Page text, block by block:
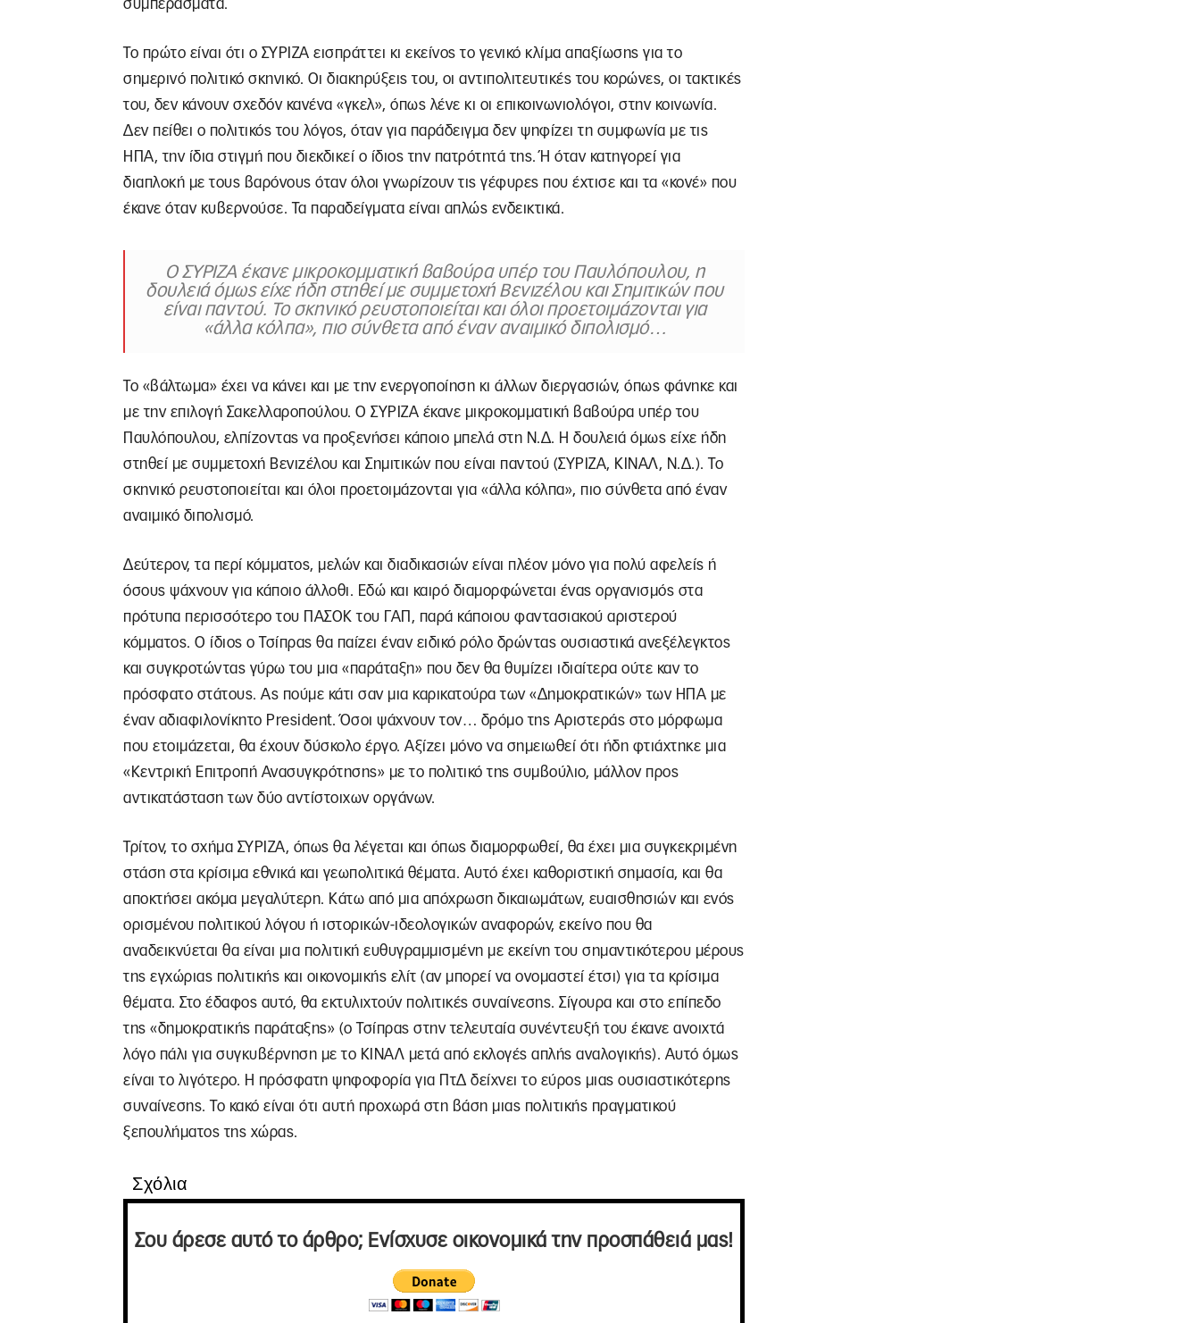
συμπεράσματα.
Το πρώτο είναι ότι ο ΣΥΡΙΖΑ εισπράττει κι εκείνος το γενικό κλίμα απαξίωσης για το
σημερινό πολιτικό σκηνικό. Οι διακηρύξεις του, οι αντιπολιτευτικές του κορώνες, οι τακτικές
του, δεν κάνουν σχεδόν κανένα «γκελ», όπως λένε κι οι επικοινωνιολόγοι, στην κοινωνία.
Δεν πείθει ο πολιτικός του λόγος, όταν για παράδειγμα δεν ψηφίζει τη συμφωνία με τις
ΗΠΑ, την ίδια στιγμή που διεκδικεί ο ίδιος την πατρότητά της. Ή όταν κατηγορεί για
διαπλοκή με τους βαρόνους όταν όλοι γνωρίζουν τις γέφυρες που έχτισε και τα «κονέ» που
έκανε όταν κυβερνούσε. Τα παραδείγματα είναι απλώς ενδεικτικά.
Ο ΣΥΡΙΖΑ έκανε μικροκομματική βαβούρα υπέρ του Παυλόπουλου, η
δουλειά όμως είχε ήδη στηθεί με συμμετοχή Βενιζέλου και Σημιτικών που
είναι παντού. Το σκηνικό ρευστοποιείται και όλοι προετοιμάζονται για
«άλλα κόλπα», πιο σύνθετα από έναν αναιμικό διπολισμό…
Το «βάλτωμα» έχει να κάνει και με την ενεργοποίηση κι άλλων διεργασιών, όπως φάνηκε και
με την επιλογή Σακελλαροπούλου. Ο ΣΥΡΙΖΑ έκανε μικροκομματική βαβούρα υπέρ του
Παυλόπουλου, ελπίζοντας να προξενήσει κάποιο μπελά στη Ν.Δ. Η δουλειά όμως είχε ήδη
στηθεί με συμμετοχή Βενιζέλου και Σημιτικών που είναι παντού (ΣΥΡΙΖΑ, ΚΙΝΑΛ, Ν.Δ.). Το
σκηνικό ρευστοποιείται και όλοι προετοιμάζονται για «άλλα κόλπα», πιο σύνθετα από έναν
αναιμικό διπολισμό.
Δεύτερον, τα περί κόμματος, μελών και διαδικασιών είναι πλέον μόνο για πολύ αφελείς ή
όσους ψάχνουν για κάποιο άλλοθι. Εδώ και καιρό διαμορφώνεται ένας οργανισμός στα
πρότυπα περισσότερο του ΠΑΣΟΚ του ΓΑΠ, παρά κάποιου φαντασιακού αριστερού
κόμματος. Ο ίδιος ο Τσίπρας θα παίζει έναν ειδικό ρόλο δρώντας ουσιαστικά ανεξέλεγκτος
και συγκροτώντας γύρω του μια «παράταξη» που δεν θα θυμίζει ιδιαίτερα ούτε καν το
πρόσφατο στάτους. Ας πούμε κάτι σαν μια καρικατούρα των «Δημοκρατικών» των ΗΠΑ με
έναν αδιαφιλονίκητο President. Όσοι ψάχνουν τον… δρόμο της Αριστεράς στο μόρφωμα
που ετοιμάζεται, θα έχουν δύσκολο έργο. Αξίζει μόνο να σημειωθεί ότι ήδη φτιάχτηκε μια
«Κεντρική Επιτροπή Ανασυγκρότησης» με το πολιτικό της συμβούλιο, μάλλον προς
αντικατάσταση των δύο αντίστοιχων οργάνων.
Τρίτον, το σχήμα ΣΥΡΙΖΑ, όπως θα λέγεται και όπως διαμορφωθεί, θα έχει μια συγκεκριμένη
στάση στα κρίσιμα εθνικά και γεωπολιτικά θέματα. Αυτό έχει καθοριστική σημασία, και θα
αποκτήσει ακόμα μεγαλύτερη. Κάτω από μια απόχρωση δικαιωμάτων, ευαισθησιών και ενός
ορισμένου πολιτικού λόγου ή ιστορικών-ιδεολογικών αναφορών, εκείνο που θα
αναδεικνύεται θα είναι μια πολιτική ευθυγραμμισμένη με εκείνη του σημαντικότερου μέρους
της εγχώριας πολιτικής και οικονομικής ελίτ (αν μπορεί να ονομαστεί έτσι) για τα κρίσιμα
θέματα. Στο έδαφος αυτό, θα εκτυλιχτούν πολιτικές συναίνεσης. Σίγουρα και στο επίπεδο
της «δημοκρατικής παράταξης» (ο Τσίπρας στην τελευταία συνέντευξή του έκανε ανοιχτά
λόγο πάλι για συγκυβέρνηση με το ΚΙΝΑΛ μετά από εκλογές απλής αναλογικής). Αυτό όμως
είναι το λιγότερο. Η πρόσφατη ψηφοφορία για ΠτΔ δείχνει το εύρος μιας ουσιαστικότερης
συναίνεσης. Το κακό είναι ότι αυτή προχωρά στη βάση μιας πολιτικής πραγματικού
ξεπουλήματος της χώρας.
Σχόλια
Σου άρεσε αυτό το άρθρο; Ενίσχυσε οικονομικά την προσπάθειά μας!